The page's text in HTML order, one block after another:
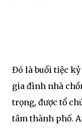
Đó là buổi tiệc
gia đình nhà
trọng, được tổ
tâm thành phố.